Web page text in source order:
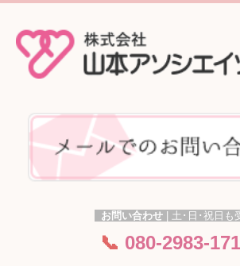
ホーム
グループホーム やすらぎ
ナーシングホーム せせらぎ
西の丸コミュニティー
お問い合わせ 土･日 ･ 祝日も
📞 080-2983-